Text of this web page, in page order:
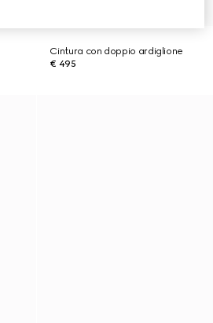
Cintura con doppio ardiglione
€ 495